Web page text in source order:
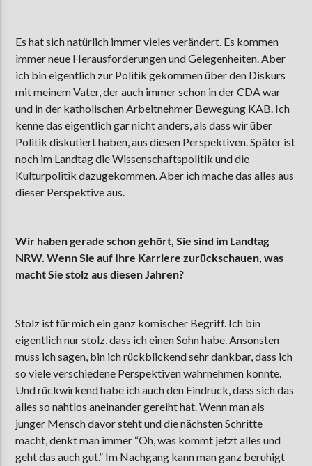
Es hat sich natürlich immer vieles verändert. Es kommen
immer neue Herausforderungen und Gelegenheiten. Aber
ich bin eigentlich zur Politik gekommen über den Diskurs
mit meinem Vater, der auch immer schon in der CDA war
und in der katholischen Arbeitnehmer Bewegung KAB. Ich
kenne das eigentlich gar nicht anders, als dass wir über
Politik diskutiert haben, aus diesen Perspektiven. Später ist
noch im Landtag die Wissenschaftspolitik und die
Kulturpolitik dazugekommen. Aber ich mache das alles aus
dieser Perspektive aus.
Wir haben gerade schon gehört, Sie sind im Landtag
NRW. Wenn Sie auf Ihre Karriere zurückschauen, was
macht Sie stolz aus diesen Jahren?
Stolz ist für mich ein ganz komischer Begriff. Ich bin
eigentlich nur stolz, dass ich einen Sohn habe. Ansonsten
muss ich sagen, bin ich rückblickend sehr dankbar, dass ich
so viele verschiedene Perspektiven wahrnehmen konnte.
Und rückwirkend habe ich auch den Eindruck, dass sich das
alles so nahtlos aneinander gereiht hat. Wenn man als
junger Mensch davor steht und die nächsten Schritte
macht, denkt man immer “Oh, was kommt jetzt alles und
geht das auch gut.” Im Nachgang kann man ganz beruhigt